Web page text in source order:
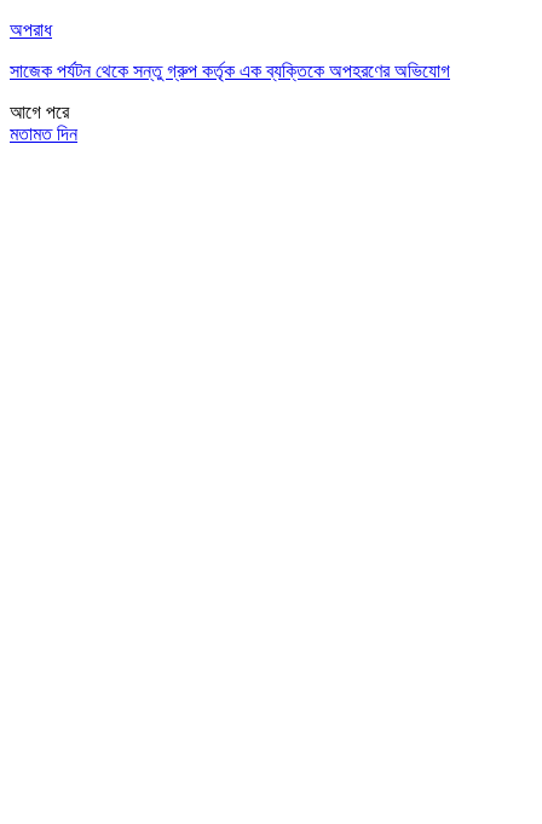
অপরাধ
সাজেক পর্যটন থেকে সন্তু গ্রুপ কর্তৃক এক ব্যক্তিকে অপহরণের অভিযোগ
আগে পরে
মতামত দিন